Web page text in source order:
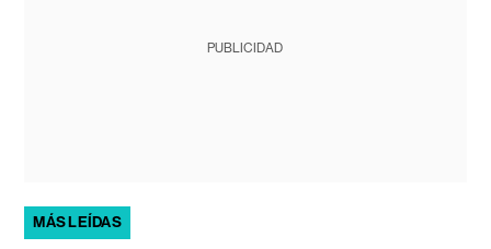
PUBLICIDAD
MÁS LEÍDAS